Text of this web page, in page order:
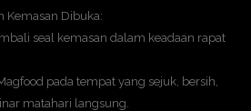
Kemasan Dibuka:
seal kemasan dalam keadaan rapat
pada tempat yang sejuk, bersih,
matahari langsung.